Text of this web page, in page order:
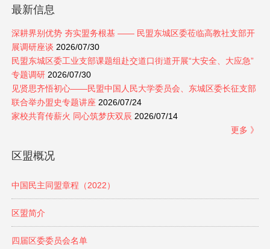
最新信息
深耕界别优势 夯实盟务根基 —— 民盟东城区委莅临高教社支部开
展调研座谈 2026/07/30
民盟东城区委工业支部课题组赴交道口街道开展“大安全、大应急”
专题调研2026/07/30
见贤思齐悟初心——民盟中国人民大学委员会、东城区委长征支部
联合举办盟史专题讲座 2026/07/24
家校共育传薪火 同心筑梦庆双辰 2026/07/14
更多 》
区盟概况
中国民主同盟章程（2022）
区盟简介
四届区委委员会名单